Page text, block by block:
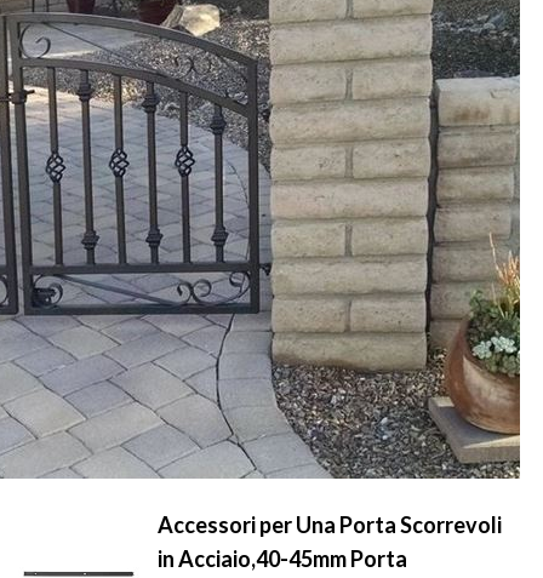
Accessori per Una Porta Scorrevoli
in Acciaio,40-45mm Porta